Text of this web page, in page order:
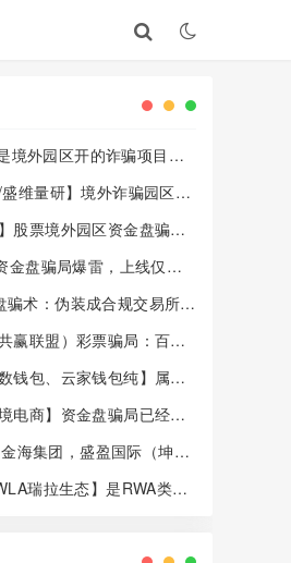
境外园区开的诈骗项目，
盛维量研】境外诈骗园区开
股票境外园区资金盘骗
，崩盘在即！
金盘骗局爆雷，上线仅半
骗术：伪装成合规交易所，
赢联盟）彩票骗局：百景
远离！
钱包、云家钱包纯】属民
电商】资金盘骗局已经崩
金海集团，盛盈国际（坤宇
！瑞拉生态】是RWA类资